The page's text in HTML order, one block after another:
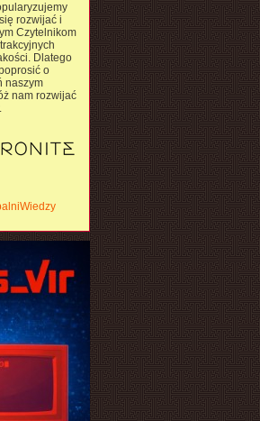
rozwijać i
Czytelnikom
Dlatego
o
naszym
nam rozwijać